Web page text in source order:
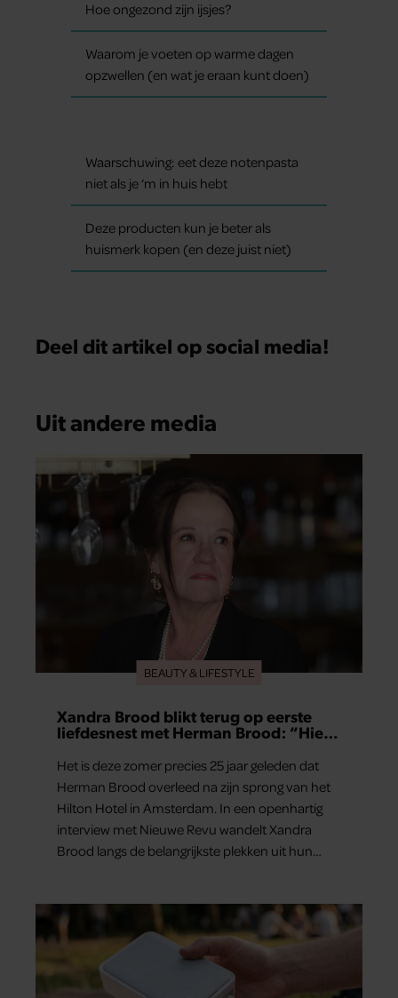
Hoe ongezond zijn ijsjes?
Waarom je voeten op warme dagen
opzwellen (en wat je eraan kunt doen)
Waarschuwing: eet deze notenpasta
niet als je ‘m in huis hebt
Deze producten kun je beter als
huismerk kopen (en deze juist niet)
Deel dit artikel op social media!
Uit andere media
BEAUTY & LIFESTYLE
Xandra Brood blikt terug op eerste
liefdesnest met Herman Brood: “Hier
Het is deze zomer precies 25 jaar geleden dat
Herman Brood overleed na zijn sprong van het
Hilton Hotel in Amsterdam. In een openhartig
interview met Nieuwe Revu wandelt Xandra
Brood langs de belangrijkste plekken uit hun
aan herinneringen op. Daar begon hun leven
samen en werd dochter Lola geboren.